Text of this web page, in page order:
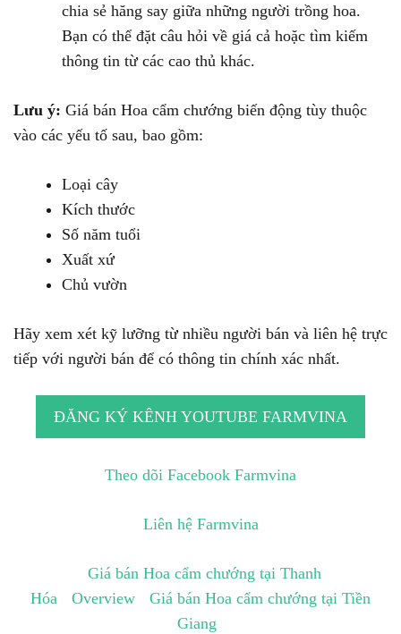
chia sẻ hăng say giữa những người trồng hoa.
Bạn có thể đặt câu hỏi về giá cả hoặc tìm kiếm
thông tin từ các cao thủ khác.
Lưu ý: Giá bán Hoa cẩm chướng biến động tùy thuộc
vào các yếu tố sau, bao gồm:
Loại cây
Kích thước
Số năm tuổi
Xuất xứ
Chủ vườn
Hãy xem xét kỹ lưỡng từ nhiều người bán và liên hệ trực
tiếp với người bán để có thông tin chính xác nhất.
ĐĂNG KÝ KÊNH YOUTUBE FARMVINA
Theo dõi Facebook Farmvina
Liên hệ Farmvina
Giá bán Hoa cẩm chướng tại Thanh
Hóa
Overview
Giá bán Hoa cẩm chướng tại Tiền
Giang